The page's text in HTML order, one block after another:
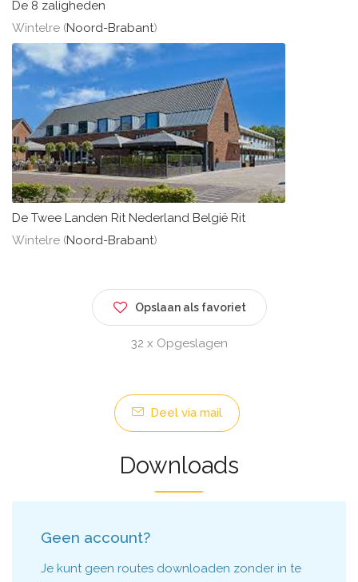
De 8 zaligheden
Wintelre (Noord-Brabant)
De Twee Landen Rit Nederland België Rit
Wintelre (Noord-Brabant)
Opslaan als favoriet
32 x Opgeslagen
Deel via mail
Downloads
Geen account?
Je kunt geen routes downloaden zonder in te